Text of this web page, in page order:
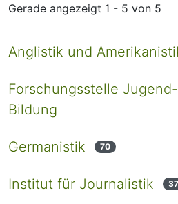
Gerade angezeigt 1 - 5 von 5
Anglistik und
Forschungsstelle
Bildung
Germanistik 70
Institut für Journalistik 37